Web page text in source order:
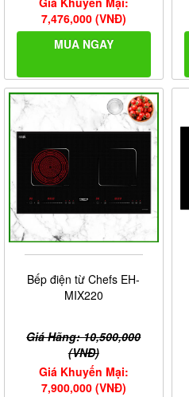
7,476,000 (VNĐ)
MUA NGAY
Bếp điện từ Chefs EH-
MIX220
Giá Hãng: 10,500,000
(VNĐ)
Giá Khuyến Mại:
7,900,000 (VNĐ)